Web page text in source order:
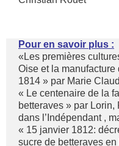
Pour en savoir plus :
«Les premières
Oise et la
1814 » par Marie
« Le centenaire de la
betteraves » par
dans l’Indépendant ,
« 15 janvier 1812:
sucre de betteraves